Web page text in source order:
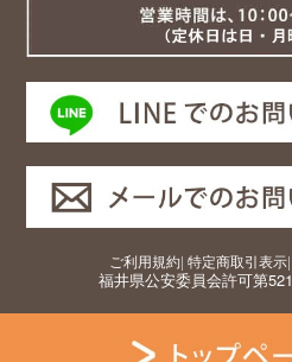
ご利用規約| 特定商取引表示|
福井県公安委員会許可第